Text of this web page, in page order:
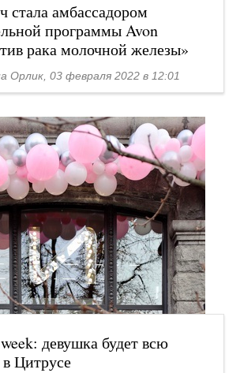
стала амбассадором
программы Avon
рака молочной железы»
Орлик, 03 февраля 2022 в 12:01
девушка будет всю
Цитрусе